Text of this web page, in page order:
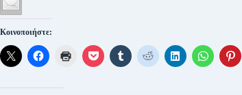
Κοινοποιήστε: